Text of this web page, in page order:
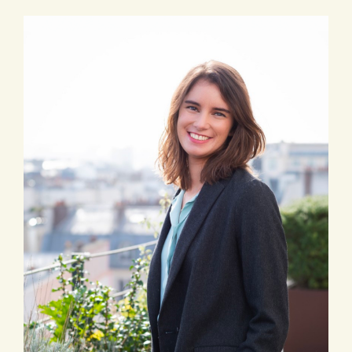
of fashion and IP: Trade marks
in Europe and Australia
auteurs V. Azard, V. Atkinson,
W. Van Caenegem -Journal of
Intellectual Property Law and
Practice, Oxford Academic, Vol.
13, Issue 3, March 2018, pp.
194-211
Avr. 2017:Contrefaçon de
marque, Usage illicite –
Juris-
classeur Marques, Dessins et
Modèles, Fascicule 7513,
LexisNexis